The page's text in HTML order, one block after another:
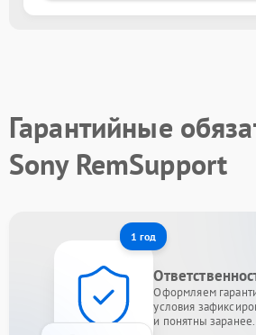
Гарантийные
Sony RemSupport
1 год
Оформляем
условия
и понятны заранее.